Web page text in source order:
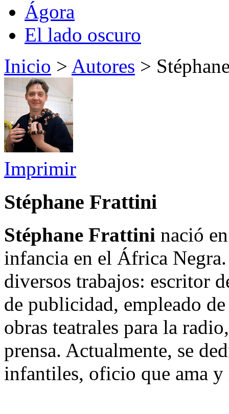
Ágora
El lado oscuro
Inicio > Autores >
Imprimir
Stéphane Frattini
Stéphane Frattini nació
infancia en el África
diversos trabajos: escritor
de publicidad, empleado
obras teatrales para la
prensa. Actualmente, se
infantiles, oficio que ama y